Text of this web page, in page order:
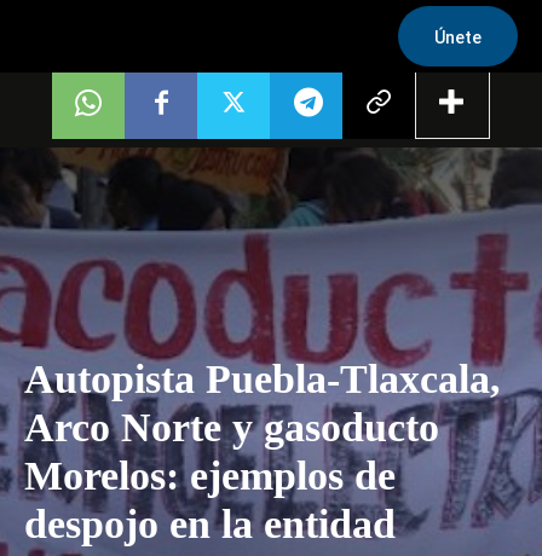
Únete
Autopista Puebla-Tlaxcala,
Arco Norte y gasoducto
Morelos: ejemplos de
despojo en la entidad